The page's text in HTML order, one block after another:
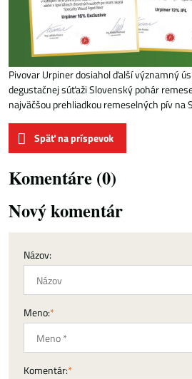
Pivovar Urpiner dosiahol ďalší významný
degustačnej súťaži Slovenský pohár
najväčšou prehliadkou remeselných pív na
Späť na príspevok
Komentáre (0)
Nový komentár
Názov:
Meno:*
Komentár:*